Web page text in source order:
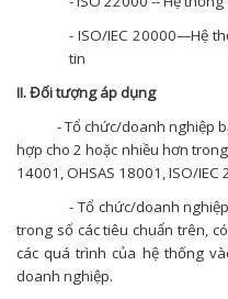
- ISO/IEC 20000—Hệ
tin
II. Đối tượng áp dụng
- Tổ chức/doanh nghiệp
hợp cho 2 hoặc nhiều hơn
14001, OHSAS 18001, ISO/
- Tổ chức/doanh
trong số các tiêu chuẩn trên,
các quá trình của hệ thống
doanh nghiệp.